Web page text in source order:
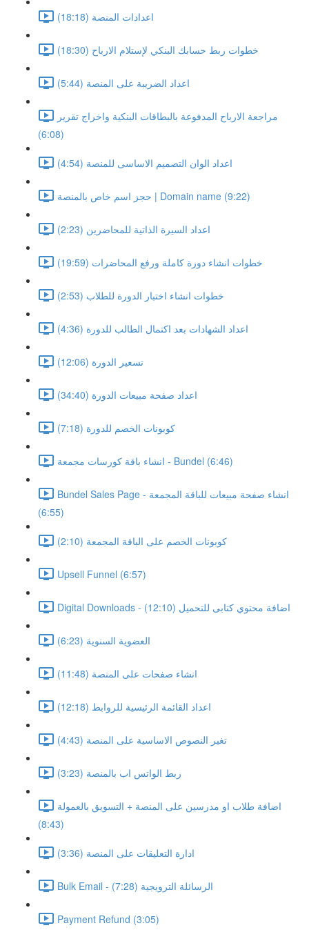
اعدادات المنصة (18:18)
خطوات ربط حسابك البنكي لإستلام الارباح (18:30)
اعداد الضريبة على المنصة (5:44)
مراجعة الارباح المدفوعة بالبطاقات البنكية واخراج تقرير
(6:08)
اعداد الوان التصميم الاساسى للمنصة (4:54)
حجز اسم خاص بالمنصة | Domain name (9:22)
اعداد السيرة الذاتية للمحاضرين (2:23)
خطوات انشاء دورة كاملة ورفع المحاضرات (19:59)
خطوات انشاء اختبار الدورة للطلاب (2:53)
اعداد الشهادات بعد اكتمال الطالب للدورة (4:36)
تسعير الدورة (12:06)
اعداد صفحة مبيعات الدورة (34:40)
كوبونات الخصم للدورة (7:18)
انشاء باقة كورسات مجمعة - Bundel (6:46)
Bundel Sales Page - انشاء صفحة مبيعات للباقة المجمعة
(6:55)
كوبونات الخصم على الباقة المجمعة (2:10)
Upsell Funnel (6:57)
Digital Downloads - اضافة محتوي كتابى للتحميل (12:10)
العضوية السنوية (6:23)
انشاء صفحات على المنصة (11:48)
اعداد القائمة الرئيسية للروابط (12:18)
تغير النصوص الاساسية على المنصة (4:43)
ربط الواتس اب بالمنصة (3:23)
اضافة طلاب او مدرسين على المنصة + التسويق بالعمولة
(8:43)
ادارة التعليقات على المنصة (3:36)
Bulk Email - الرسائلة الترويجية (7:28)
Payment Refund (3:05)